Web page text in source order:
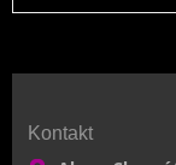
Kontakt